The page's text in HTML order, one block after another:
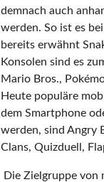
demnach auch
werden. So ist es
bereits erwähnt
Konsolen sind es
Mario Bros.,
Heute populäre
dem Smartphone
werden, sind Angry
Clans, Quizduell,
Die Zielgruppe von